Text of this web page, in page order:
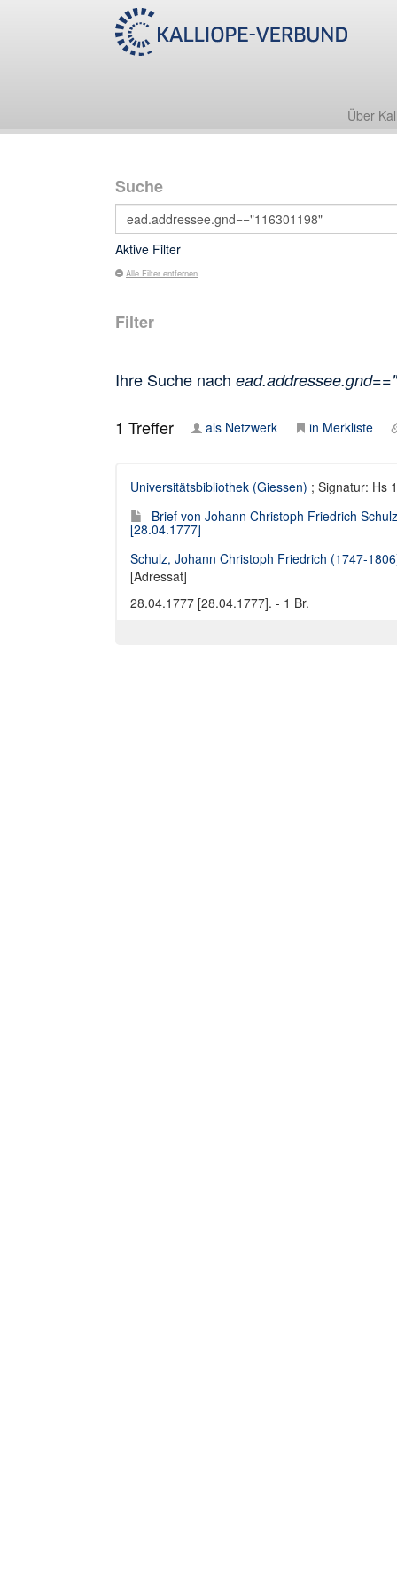
Über
Suche
Aktive Filter
Alle Filter entfernen
Filter
Ihre Suche nach
1 Treffer als Netzwerk in Merkliste
Universitätsbibliothek (Giessen) ; Signatur: Hs
Brief von Johann Christoph Friedrich
[28.04.1777]
Schulz, Johann Christoph Friedrich (1747-
[Adressat]
28.04.1777 [28.04.1777]. - 1 Br.